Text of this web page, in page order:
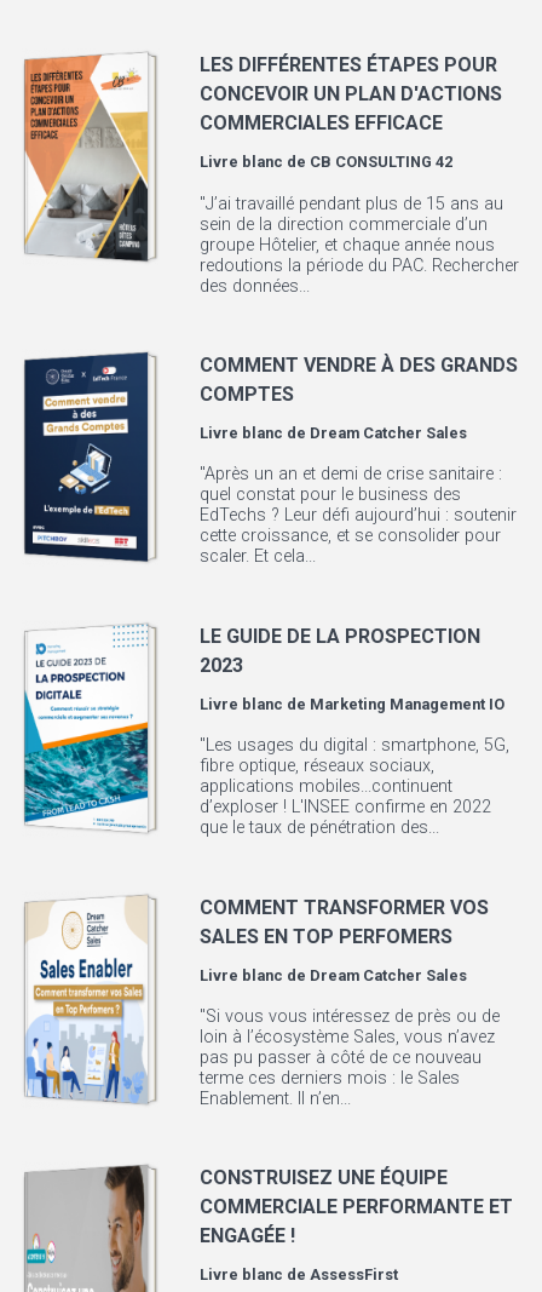
LES DIFFÉRENTES ÉTAPES POUR
CONCEVOIR UN PLAN D'ACTIONS
COMMERCIALES EFFICACE
Livre blanc de CB CONSULTING 42
"J’ai travaillé pendant plus de 15 ans au
sein de la direction commerciale d’un
groupe Hôtelier, et chaque année nous
redoutions la période du PAC. Rechercher
des données...
COMMENT VENDRE À DES GRANDS
COMPTES
Livre blanc de Dream Catcher Sales
"Après un an et demi de crise sanitaire :
quel constat pour le business des
EdTechs ? Leur défi aujourd’hui : soutenir
cette croissance, et se consolider pour
scaler. Et cela...
LE GUIDE DE LA PROSPECTION
2023
Livre blanc de Marketing Management IO
"Les usages du digital : smartphone, 5G,
fibre optique, réseaux sociaux,
applications mobiles...continuent
d’exploser ! L'INSEE confirme en 2022
que le taux de pénétration des...
COMMENT TRANSFORMER VOS
SALES EN TOP PERFOMERS
Livre blanc de Dream Catcher Sales
"Si vous vous intéressez de près ou de
loin à l’écosystème Sales, vous n’avez
pas pu passer à côté de ce nouveau
terme ces derniers mois : le Sales
Enablement. Il n’en...
CONSTRUISEZ UNE ÉQUIPE
COMMERCIALE PERFORMANTE ET
ENGAGÉE !
Livre blanc deAssessFirst